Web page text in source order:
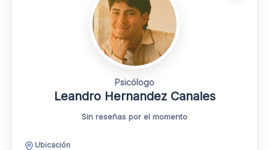
Psicólogo
Leandro Hernandez Canales
Sin reseñas por el momento
Ubicación